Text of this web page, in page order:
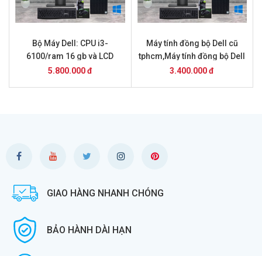
Bộ Máy Dell: CPU i3-
6100/ram 16 gb và LCD
22inch
5.800.000 đ
Máy tính đồng bộ Dell cũ
tphcm,Máy tính đồng bộ Dell
Core i7,máy tính đồng bộ
3.400.000 đ
GIAO HÀNG NHANH CHÓNG
BẢO HÀNH DÀI HẠN